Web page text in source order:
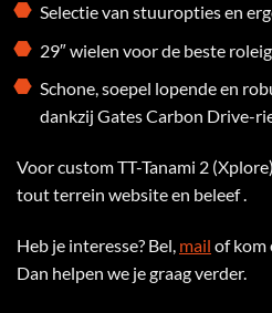
Selectie van stuuropties en
29″ wielen voor de beste
Schone, soepel lopende en
dankzij Gates Carbon Drive-
Voor custom TT-Tanami 2
tout terrein website en beleef .
Heb je interesse? Bel, mail of kom
Dan helpen we je graag verder.